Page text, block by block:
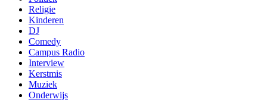
Religie
Kinderen
DJ
Comedy
Campus Radio
Interview
Kerstmis
Muziek
Onderwijs